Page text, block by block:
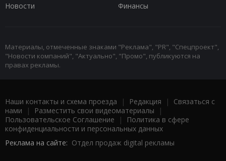
Новости
Финансы
Материалы, отмеченные знаками "Реклама", "PR", "Спецпроект",
"Новости компаний", "Актуально", "Промо", публикуются на
правах рекламы.
Наши контакты и схема проезда | Редакция | Связаться с
нами | Разместить свои видеоматериалы |
Пользовательское Соглашение |
Политика в сфере
конфиденциальности и персональных данных
Реклама на сайте: Отдел продаж digital рекламы